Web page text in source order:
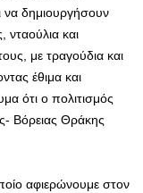
να δημιουργήσουν
νταούλια και
με τραγούδια και
έθιμα και
ότι ο πολιτισμός
Βόρειας Θράκης
αφιερώνουμε στον